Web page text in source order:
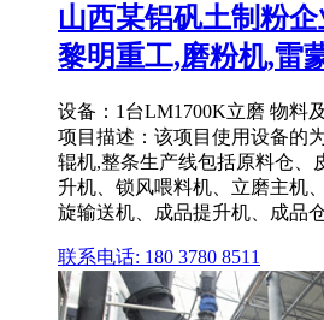
山西某铝矾土制粉
黎明重工,磨粉机,雷
设备：1台LM1700K立磨 物料
项目描述：该项目使用设备的
辊机,整条生产线包括原料仓、
升机、锁风喂料机、立磨主机
旋输送机、成品提升机、成品仓
联系电话: 180 3780 8511